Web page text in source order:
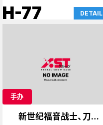
鲁路修》、《斩服少女》、
《86》等
H-77 DETAIL
手办
新世纪福音战士、刀剑